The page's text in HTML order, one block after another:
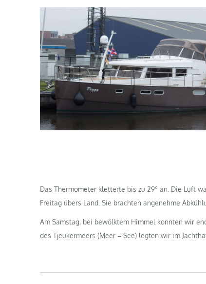
Das Thermometer kletterte bis zu 29° an. Die Luft
Freitag übers Land. Sie brachten angenehme
Am Samstag, bei bewölktem Himmel konnten wir
des Tjeukermeers (Meer = See) legten wir im